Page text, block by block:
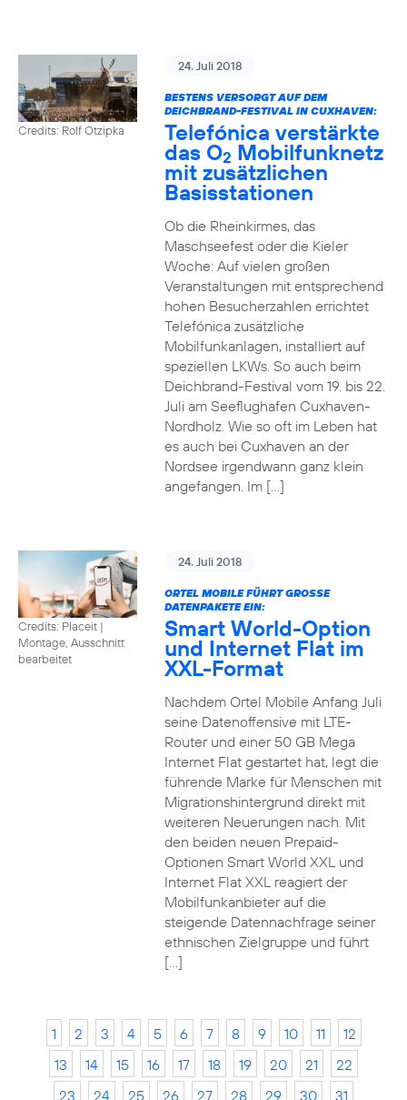
Credits: Rolf Otzipka
24. Juli 2018
BESTENS VERSORGT AUF DEM
DEICHBRAND-FESTIVAL IN CUXHAVEN:
Telefónica verstärkte
das O2 Mobilfunknetz
mit zusätzlichen
Basisstationen
Ob die Rheinkirmes, das
Maschseefest oder die Kieler
Woche: Auf vielen großen
Veranstaltungen mit entsprechend
hohen Besucherzahlen errichtet
Telefónica zusätzliche
Mobilfunkanlagen, installiert auf
speziellen LKWs. So auch beim
Deichbrand-Festival vom 19. bis 22.
Juli am Seeflughafen Cuxhaven-
Nordholz. Wie so oft im Leben hat
es auch bei Cuxhaven an der
Nordsee irgendwann ganz klein
angefangen. Im […]
Credits: Placeit |
Montage, Ausschnitt
bearbeitet
24. Juli 2018
ORTEL MOBILE FÜHRT GROSSE D
ATENPAKETE EIN:
Smart World-Option
und Internet Flat im
XXL-Format
Nachdem Ortel Mobile Anfang Juli
seine Datenoffensive mit LTE-
Router und einer 50 GB Mega
Internet Flat gestartet hat, legt die
führende Marke für Menschen mit
Migrationshintergrund direkt mit
weiteren Neuerungen nach. Mit
den beiden neuen Prepaid-
Optionen Smart World XXL und
Internet Flat XXL reagiert der
Mobilfunkanbieter auf die
steigende Datennachfrage seiner
ethnischen Zielgruppe und führt
[…]
1 2 3 4 5 6 7 8 9 10 11
12
13
14 15 16 17 18 19 20 21
22
23
24 25 26 27 28 29 30
31